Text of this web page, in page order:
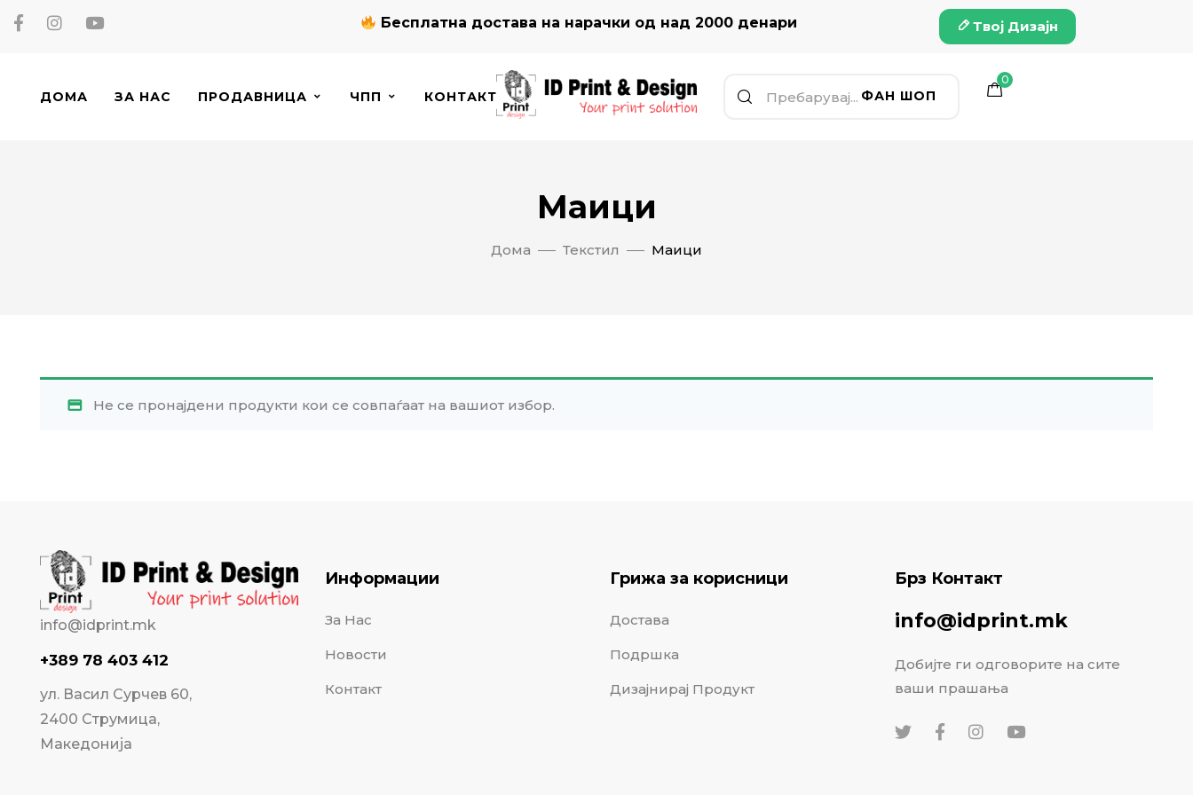
Бесплатна достава на нарачки од над 2000 денари Твој Дизајн
ДОМА ЗА НАС ПРОДАВНИЦА ЧПП КОНТАКТ ФАН ШОП
0
Маици
Дома Текстил Маици
Не се пронајдени продукти кои се совпаѓаат на вашиот избор.
info@idprint.mk
+389 78 403 412
ул. Васил Сурчев 60,
2400 Струмица,
Македонија
Информации
За Нас
Новости
Контакт
Грижа за корисници
Достава
Подршка
Дизајнирај Продукт
Брз Контакт
info@idprint.mk
Добијте ги одговорите на сите
ваши прашања